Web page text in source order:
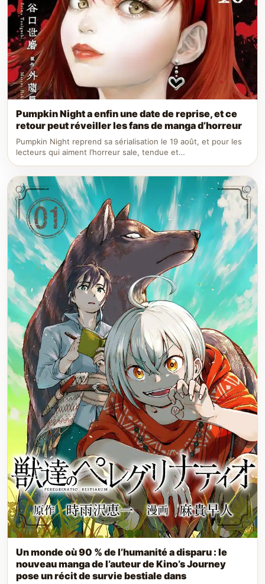
Pumpkin Night a enfin une date de reprise, et ce
retour peut réveiller les fans de manga d’horreur
Pumpkin Night reprend sa sérialisation le 19 août, et pour les
lecteurs qui aiment l’horreur sale, tendue et…
Un monde où 90 % de l’humanité a disparu : le
nouveau manga de l’auteur de Kino’s Journey
pose un récit de survie bestiale dans